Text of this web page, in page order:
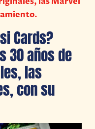
Cards?
30 años de
las
con su